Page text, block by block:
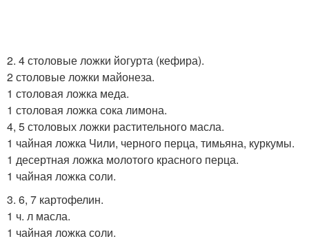
2. 4 столовые ложки йогурта (кефира).
2 столовые ложки майонеза.
1 столовая ложка меда.
1 столовая ложка сока лимона.
4, 5 столовых ложки растительного масла.
1 чайная ложка Чили, черного перца, тимьяна, куркумы.
1 десертная ложка молотого красного перца.
1 чайная ложка соли.
3. 6, 7 картофелин.
1 ч. л масла.
1 чайная ложка соли.